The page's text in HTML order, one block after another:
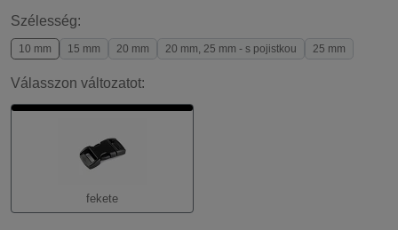
Szélesség:
10 mm 15 mm 20 mm 20 mm, 25 mm - s pojistkou 25 mm
Válasszon változatot:
fekete